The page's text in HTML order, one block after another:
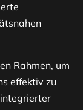
Rahmen, um
effektiv zu